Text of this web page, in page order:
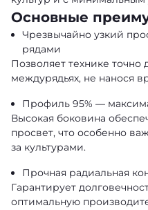
Основные
Чрезвычайно узкий
рядами
Позволяет технике точно
междурядьях, не нанося
Профиль 95% —
Высокая боковина
просвет, что особенно
за культурами.
Прочная радиальная
Гарантирует
оптимальную